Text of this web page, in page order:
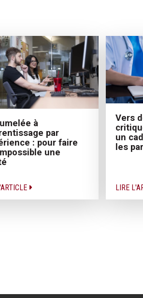
à
par
: pour faire
une
Vers
un
les
LIRE